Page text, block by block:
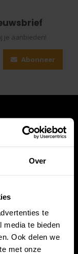
Over
te
media te bieden
Ook delen we
met onze
je aanbieden!
Abonneer
Lelystad en